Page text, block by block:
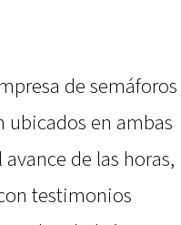
de semáforos
ubicados en ambas
de las horas,
testimonios